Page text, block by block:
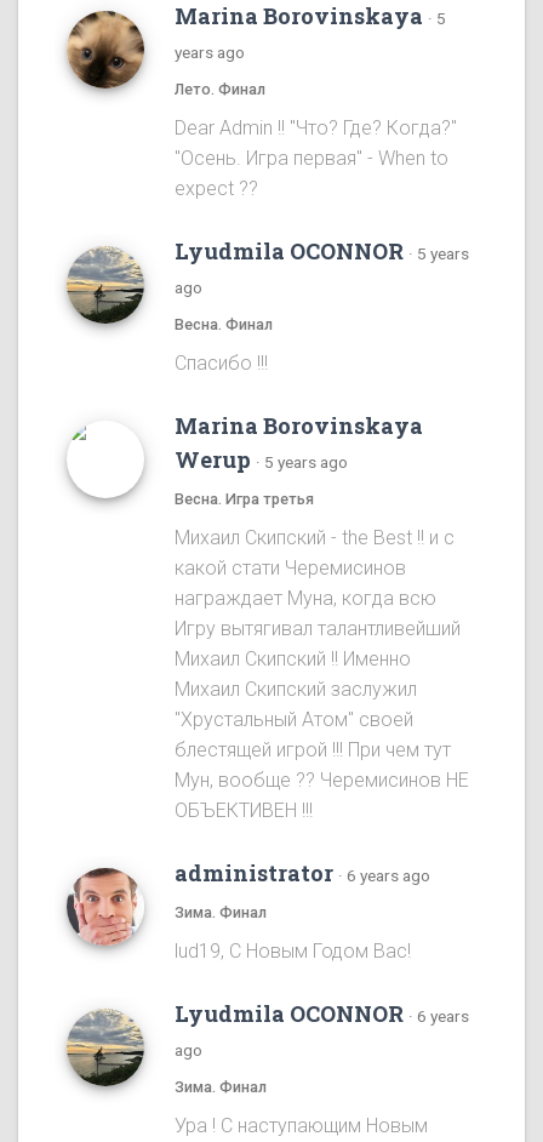
Marina Borovinskaya · 5
years ago
Лето. Финал
Dear Admin !! "Что? Где? Когда?"
"Осень. Игра первая" - When to
expect ??
Lyudmila OCONNOR · 5 years
ago
Весна. Финал
Спасибо !!!
Marina Borovinskaya
Werup · 5 years ago
Весна. Игра третья
Михаил Скипский - the Best !! и с
какой стати Черемисинов
награждает Муна, когда всю
Игру вытягивал талантливейший
Михаил Скипский !! Именно
Михаил Скипский заслужил
"Хрустальный Атом" своей
блестящей игрой !!! При чем тут
Мун, вообще ?? Черемисинoв НЕ
ОБЪЕКТИВЕН !!!
administrator · 6 years ago
Зима. Финал
lud19, С Новым Годом Вас!
Lyudmila OCONNOR · 6 years
ago
Зима. Финал
Ура ! С наступающим Новым